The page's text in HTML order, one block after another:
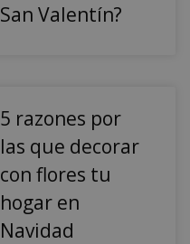
San Valentín?
5 razones por
las que decorar
con flores tu
hogar en
Navidad